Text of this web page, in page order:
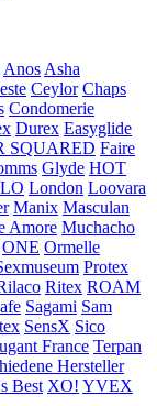
Anos Asha
Ceylor Chaps
Condomerie
Durex Easyglide
SQUARED Faire
Glyde HOT
London Loovara
Manix Masculan
Amore Muchacho
ONE Ormelle
Protex
Ritex ROAM
Sagami Sam
SensX Sico
France Terpan
Hersteller
Best XO! YVEX